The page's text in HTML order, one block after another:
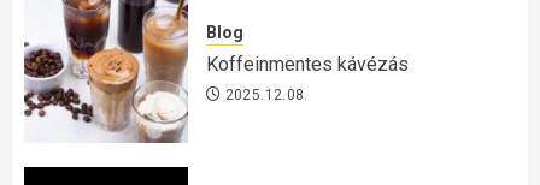
Blog
Koffeinmentes kávézás
2025.12.08.